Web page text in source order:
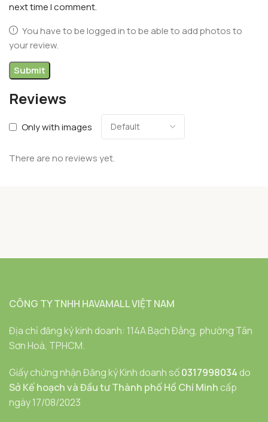
Reviews
Only with images
There are no reviews yet.
next time I comment.
You have to be logged in to be able to add photos to
your review.
CÔNG TY TNHH HAVAMALL VIỆT NAM
Địa chỉ đăng ký kinh doanh: 114A Bạch Đằng, phường Tân
Sơn Hoà, TPHCM.
Giấy chứng nhận Đăng ký Kinh doanh số0317998034 do
Sở Kế hoạch và Đầu tư Thành phố Hồ Chí Minh cấp
ngày 17/08/2023